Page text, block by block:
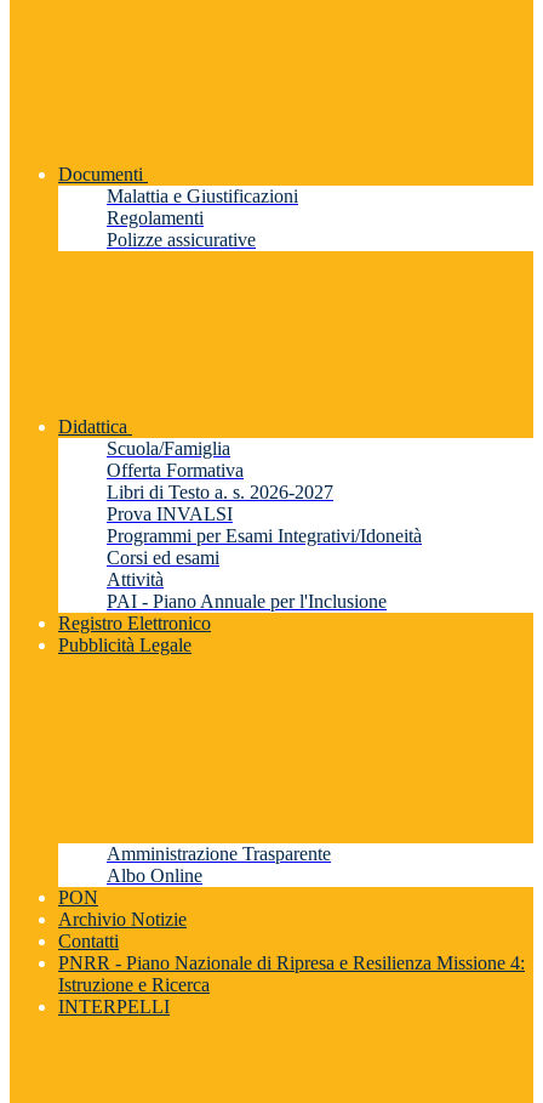
Documenti
Malattia e Giustificazioni
Regolamenti
Polizze assicurative
Didattica
Scuola/Famiglia
Offerta Formativa
Libri di Testo a. s. 2026-2027
Prova INVALSI
Programmi per Esami Integrativi/Idoneità
Corsi ed esami
Attività
PAI - Piano Annuale per l'Inclusione
Registro Elettronico
Pubblicità Legale
Amministrazione Trasparente
Albo Online
PON
Archivio Notizie
Contatti
PNRR - Piano Nazionale di Ripresa e Resilienza Missione 4:
Istruzione e Ricerca
INTERPELLI